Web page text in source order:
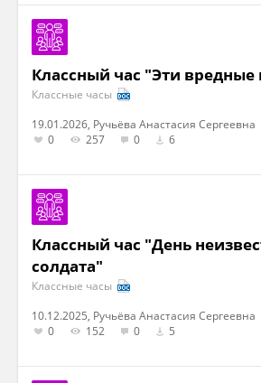
Классный час "Эти
Классные часы
19.01.2026, Ручьёва Анастасия Сергеевна
0
257 0 6
Классный час "День
солдата"
Классные часы
10.12.2025, Ручьёва Анастасия Сергеевна
0
152 0 5